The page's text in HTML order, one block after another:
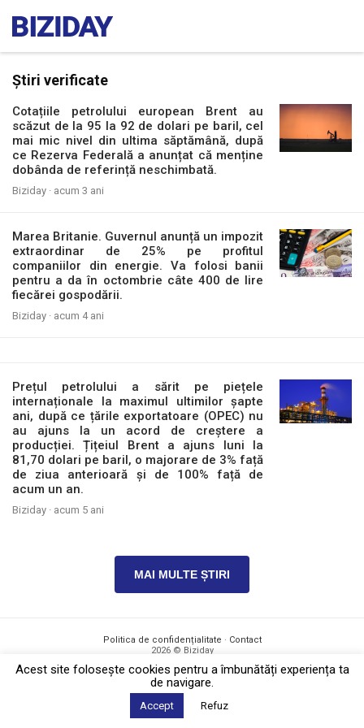
Știri verificate
Cotațiile petrolului european Brent au
scăzut de la 95 la 92 de dolari pe baril, cel
mai mic nivel din ultima săptămână, după
ce Rezerva Federală a anunțat că menține
dobânda de referință neschimbată.
Biziday · acum 3 ani
Marea Britanie. Guvernul anunță un impozit
extraordinar de 25% pe profitul
companiilor din energie. Va folosi banii
pentru a da în octombrie câte 400 de lire
fiecărei gospodării.
Biziday · acum 4 ani
Prețul petrolului a sărit pe piețele
internaționale la maximul ultimilor șapte
ani, după ce țările exportatoare (OPEC) nu
au ajuns la un acord de creștere a
producției. Țițeiul Brent a ajuns luni la
81,70 dolari pe baril, o majorare de 3% față
de ziua anterioară și de 100% față de
acum un an.
Biziday · acum 5 ani
MAI MULTE ȘTIRI
Politica de confidențialitate · Contact
2026 © Biziday
Acest site foloseşte cookies pentru a îmbunătăți experiența ta
de navigare.
Accept Refuz